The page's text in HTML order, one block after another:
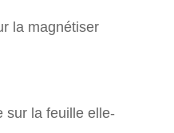
la magnétiser
sur la feuille elle-